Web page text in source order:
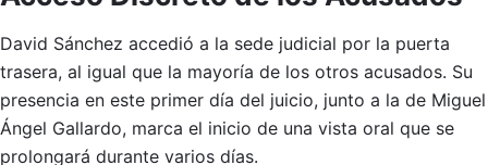
David Sánchez accedió a la sede judicial por la puerta
trasera, al igual que la mayoría de los otros acusados. Su
presencia en este primer día del juicio, junto a la de Miguel
Ángel Gallardo, marca el inicio de una vista oral que se
prolongará durante varios días.